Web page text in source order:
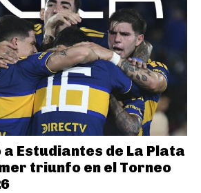
Estudiantes de La Plata
triunfo en el Torneo